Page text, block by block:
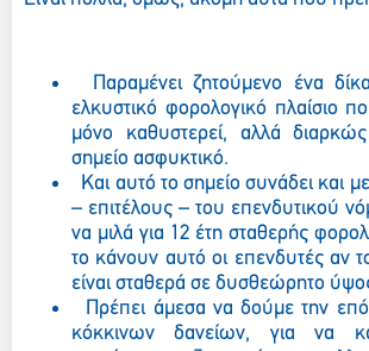
Παραμένει ζητούμενο ένα
ελκυστικό φορολογικό πλαίσιο
μόνο καθυστερεί, αλλά
σημείο ασφυκτικό.
Και αυτό το σημείο συνάδει και
– επιτέλους – του επενδυτικού
να μιλά για 12 έτη σταθερής
το κάνουν αυτό οι επενδυτές αν
είναι σταθερά σε δυσθεώρητο
Πρέπει άμεσα να δούμε την
κόκκινων δανείων, για να